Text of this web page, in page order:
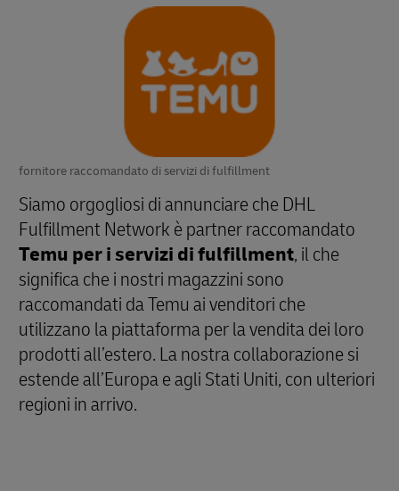
fornitore raccomandato di servizi di fulfillment
Siamo orgogliosi di annunciare che DHL
Fulfillment Network è partner raccomandato
Temu per i servizi di fulfillment, il che
significa che i nostri magazzini sono
raccomandati da Temu ai venditori che
utilizzano la piattaforma per la vendita dei loro
prodotti all’estero. La nostra collaborazione si
estende all’Europa e agli Stati Uniti, con ulteriori
regioni in arrivo.